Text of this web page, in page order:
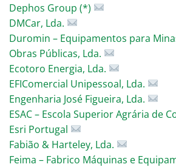
Dephos Group (*)
DMCar, Lda.
Duromin – Equipamentos para
Obras Públicas, Lda.
Ecotoro Energia, Lda.
EFIComercial Unipessoal, Lda.
Engenharia José Figueira, Lda.
ESAC – Escola Superior Agrária de
Esri Portugal
Fabião & Harteley, Lda.
Feima – Fabrico Máquinas e